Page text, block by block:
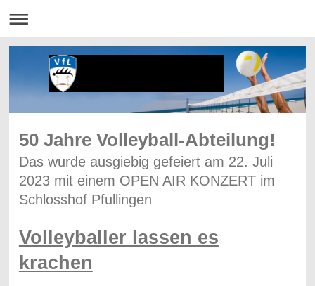
50 Jahre Volleyball-Abteilung!
Das wurde ausgiebig gefeiert am 22. Juli
2023 mit einem OPEN AIR KONZERT im
Schlosshof Pfullingen
Volleyballer lassen es
krachen